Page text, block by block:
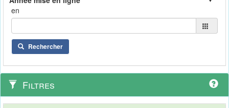
en
Rechercher
Filtres